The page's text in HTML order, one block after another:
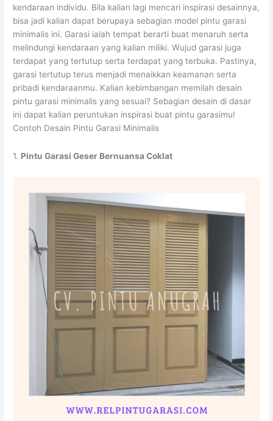
kendaraan individu. Bila kalian lagi mencari inspirasi desainnya,
bisa jadi kalian dapat berupaya sebagian model pintu garasi
minimalis ini. Garasi ialah tempat berarti buat menaruh serta
melindungi kendaraan yang kalian miliki. Wujud garasi juga
terdapat yang tertutup serta terdapat yang terbuka. Pastinya,
garasi tertutup terus menjadi menaikkan keamanan serta
pribadi kendaraanmu. Kalian kebimbangan memilah desain
pintu garasi minimalis yang sesuai? Sebagian desain di dasar
ini dapat kalian peruntukan inspirasi buat pintu garasimu!
Contoh Desain Pintu Garasi Minimalis
1. Pintu Garasi Geser Bernuansa Coklat